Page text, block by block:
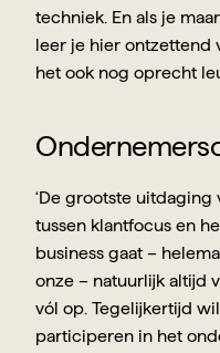
techniek. En als je
leer je hier ontzettend
het ook nog oprecht
‘De grootste uitdaging
tussen klantfocus en
business gaat –
onze – natuurlijk altijd
vól op. Tegelijkertijd
participeren in het